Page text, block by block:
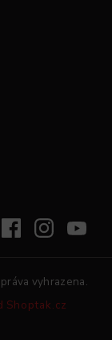
vyhrazena.
Shoptak.cz